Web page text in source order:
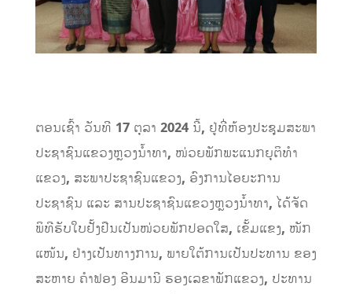
ຕອນເຊົ້າ ວັນທີ 17 ຕຸລາ 2024 ນີ້, ຢູ່ທີ່ຫ້ອງປະຊຸມສະພາ
ປະຊາຊົນແຂວງຫຼວງນໍ້າທາ, ໜ່ວຍພັກພະແນກຍຸຕິທໍາ
ແຂວງ, ສະພາປະຊາຊົນແຂວງ, ອົງການໄອຍະການ
ປະຊາຊົນ ແລະ ສານປະຊາຊົນແຂວງຫຼວງນໍ້າທາ, ໄດ້ຈັດ
ພິທີຮັບໃບຢັ້ງຢືນເປັນໜ່ວຍພັກປອດໃສ, ເຂັ້ມແຂງ, ໜັກ
ແໜ້ນ, ຢ່າງເປັນທາງການ, ພາຍໃຕ້ການເປັນປະທານ ຂອງ
ສະຫາຍ ຄໍາຟອງ ອີນມານີ ຮອງເລຂາພັກແຂວງ, ປະທານ